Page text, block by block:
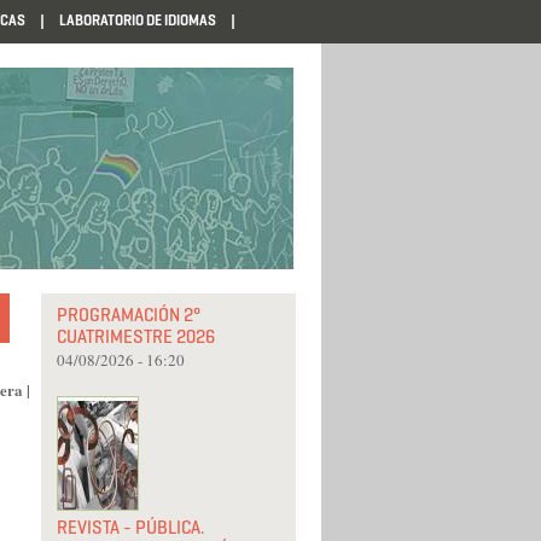
LABORATORIO DE IDIOMAS
PROGRAMACIÓN 2°
CUATRIMESTRE 2026
04/08/2026 - 16:20
REVISTA - PÚBLICA.
|